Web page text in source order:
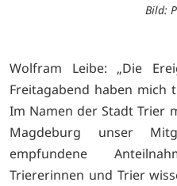
Bild:
Wolfram Leibe: „Die
Freitagabend haben
Im Namen der Stadt Trier
Magdeburg unser
empfundene
Triererinnen und Trier